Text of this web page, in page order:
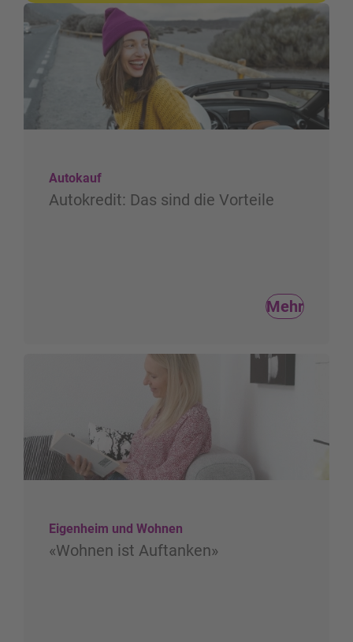
Autokauf
Autokredit: Das sind die Vorteile
Mehr
Eigenheim und Wohnen
«Wohnen ist Auftanken»